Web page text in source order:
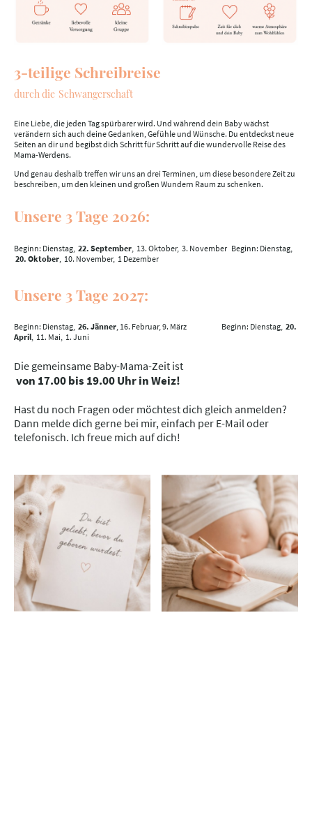
3-teilige Schreibreise
durch die Schwangerschaft
Eine Liebe, die jeden Tag spürbarer wird. Und während dein Baby wächst
verändern sich auch deine Gedanken, Gefühle und Wünsche. Du entdeckst neue
Seiten an dir und begibst dich Schritt für Schritt auf die wundervolle Reise des
Mama-Werdens.
Und genau deshalb treffen wir uns an drei Terminen, um diese besondere Zeit zu
beschreiben, um den kleinen und großen Wundern Raum zu schenken.
Unsere 3 Tage 2026:
Beginn: Dienstag, 22. September , 13. Oktober, 3. November Beginn: Dienstag,
20. Oktober , 10. November, 1 Dezember
Unsere 3 Tage 2027:
Beginn: Dienstag, 26. Jänner , 16. Februar, 9. März Beginn: Dienstag, 20.
April , 11. Mai, 1. Juni
Die gemeinsame Baby-Mama-Zeit ist
von 17.00 bis 19.00 Uhr in Weiz!
Hast du noch Fragen oder möchtest dich gleich anmelden?
Dann melde dich gerne bei mir, einfach per E-Mail oder
telefonisch. Ich freue mich auf dich!